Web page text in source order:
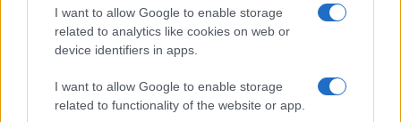
I want to allow Google to enable storage
related to analytics like cookies on web or
device identifiers in apps.
I want to allow Google to enable storage
related to functionality of the website or app.
Sanchez fa l’offeso e
minaccia: “Riaprite Schengen
o avrete conseguenze”